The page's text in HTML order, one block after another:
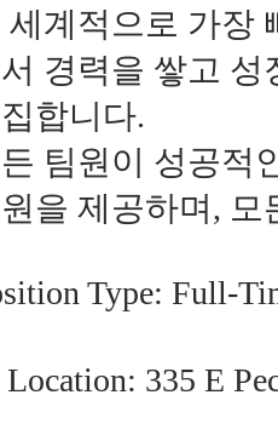
세계적으로 가장
경력을 쌓고
합니다.
팀원이 성공적
을 제공하며,
Type: Full-
335 E